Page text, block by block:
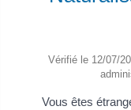
Vérifié le 12/07/
Vous êtes